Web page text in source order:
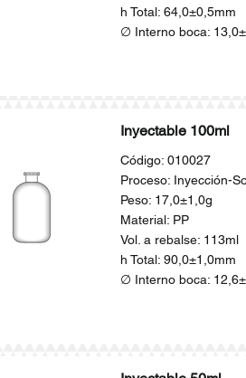
h Total: 64,0±0,5mm
∅ Interno boca:
Inyectable 100ml
Código: 010027
Proceso: Inyección-
Peso: 17,0±1,0g
Material: PP
Vol. a rebalse: 113ml
h Total: 90,0±1,0mm
∅ Interno boca: